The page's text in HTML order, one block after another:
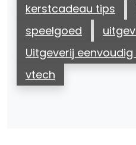
kerstcadeau tips
speelgoed
Uitgeverij
vtech